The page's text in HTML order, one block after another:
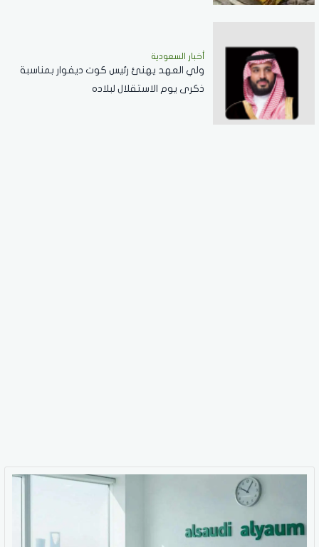
أخبار السعودية
ولي العهد يهنئ رئيس كوت ديفوار بمناسبة
ذكرى يوم الاستقلال لبلاده